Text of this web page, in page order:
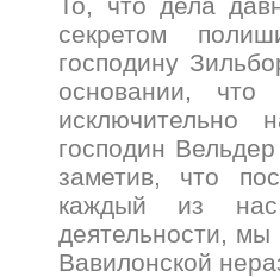
секретом
господину
основании,
исключительно
господин
заметив, что
каждый из нас
деятельности,
Вавилонской